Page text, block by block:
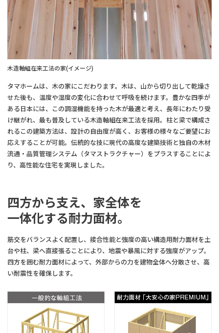
木造軸組在来工法の家(イメージ)
タマホームは、木の家にこだわります。木は、山から切り出して乾燥さ
せた後も、温度や湿度の変化に合わせて呼吸を続けます。豊かな四季が
ある日本には、この調湿機能を持った木が最適と考え、長年にわたり受
け継がれ、最も普及している木造軸組在来工法を採用。柱と梁で構成さ
れるこの建築方法は、設計の自由度が高く、お客様の様々なご要望にお
応えすることが可能。伝統的な技に現代の高度な建築技術と独自の木材
流通・品質管理システム（タマストラクチャー）をプラスすることによ
り、高性能な住宅を実現しました。
四方から支え、家全体を
一体化する耐力面材。
筋交をバランスよく配置し、接合性能と強度の高い構造用耐力面材を土
台や柱、梁へ直接張ることにより、地震や暴風に対する強度がアップ。
四方を囲む耐力面材によって、外部からの力を建物全体へ分散させ、高
い耐震性を確保します。